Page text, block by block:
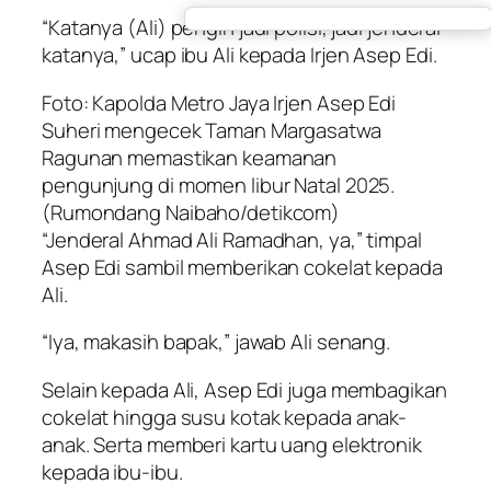
“Katanya (Ali) pengin jadi polisi, jadi jenderal
katanya,” ucap ibu Ali kepada Irjen Asep Edi.
Foto: Kapolda Metro Jaya Irjen Asep Edi
Suheri mengecek Taman Margasatwa
Ragunan memastikan keamanan
pengunjung di momen libur Natal 2025.
(Rumondang Naibaho/detikcom)
“Jenderal Ahmad Ali Ramadhan, ya,” timpal
Asep Edi sambil memberikan cokelat kepada
Ali.
“Iya, makasih bapak,” jawab Ali senang.
Selain kepada Ali, Asep Edi juga membagikan
cokelat hingga susu kotak kepada anak-
anak. Serta memberi kartu uang elektronik
kepada ibu-ibu.